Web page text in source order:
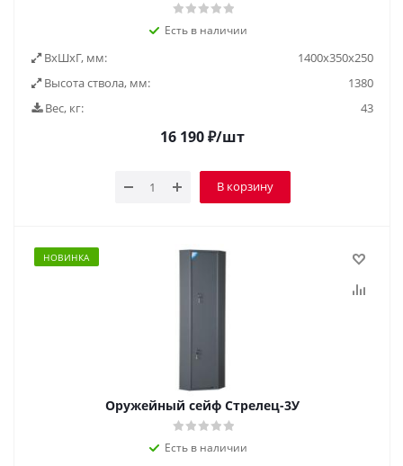
Есть в наличии
ВxШxГ, мм:
1400x350x250
Высота ствола, мм:
1380
Вес, кг:
43
16 190₽/шт
В корзину
НОВИНКА
Оружейный сейф Стрелец-3У
Есть в наличии